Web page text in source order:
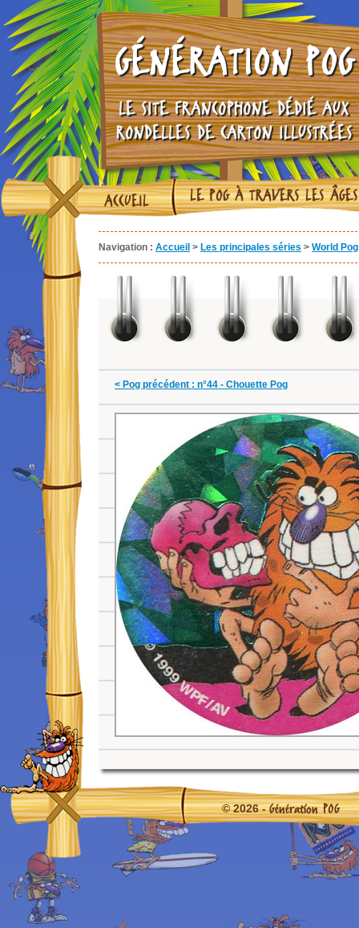
GÉNÉRATION POG
LE SITE FRANCOPHONE DÉDIÉ AUX
RONDELLES DE CARTON ILLUSTRÉES
ACCUEIL LE POG À TRAVERS LES ÂGES
Navigation : Accueil > Les principales séries > World
< Pog précédent : n°44 - Chouette Pog
© 2026 -Génération POG